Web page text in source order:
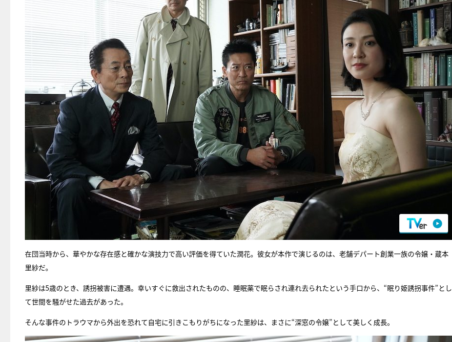
在団当時から、華やかな存在感と確かな演技力で高い評価を得ていた潤花。彼女が本作で演じるのは、老舗デパート創業一族の令嬢・蔵本
里紗だ。
里紗は5歳のとき、誘拐被害に遭遇。幸いすぐに救出されたものの、睡眠薬で眠らされ連れ去られたという手口から、“眠り姫誘拐事件”とし
て世間を騒がせた過去があった。
そんな事件のトラウマから外出を恐れて自宅に引きこもりがちになった里紗は、まさに“深窓の令嬢”として美しく成長。